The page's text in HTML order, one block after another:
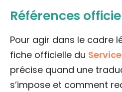
Références
Pour agir dans le cadre
fiche officielle du
précise quand une
s’impose et comment